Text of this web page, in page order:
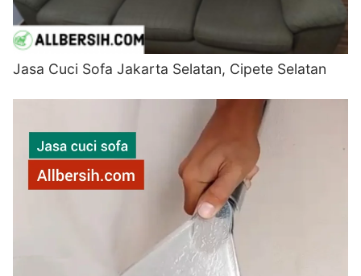
Jasa Cuci Sofa Jakarta Selatan, Cipete Selatan